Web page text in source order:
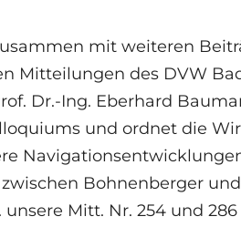
mit weiteren
Mitteilungen des DVW
Dr.-Ing. Eberhard
und ordnet die
Bohnenberger
unsere Mitt. Nr. 254 und